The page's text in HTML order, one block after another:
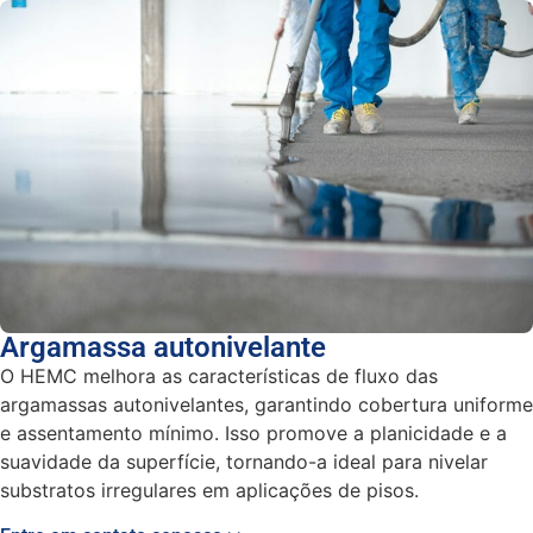
Argamassa autonivelante
O HEMC melhora as características de fluxo das
argamassas autonivelantes, garantindo cobertura uniforme
e assentamento mínimo. Isso promove a planicidade e a
suavidade da superfície, tornando-a ideal para nivelar
substratos irregulares em aplicações de pisos.